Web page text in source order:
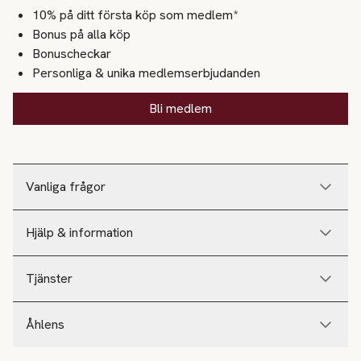
Vanliga frågor
Hjälp & information
Tjänster
Åhlens
10% på ditt första köp som medlem*
Bonus på alla köp
Bonuscheckar
Personliga & unika medlemserbjudanden
Bli medlem